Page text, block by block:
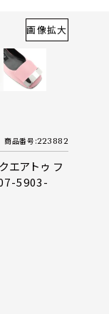
画像拡大
商品番号 223882
エアトゥ フ
5903-